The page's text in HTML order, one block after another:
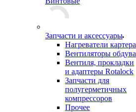
Запчасти и аксессуары
Нагреватели картера
Вентиляторы обдува
Вентиля, прокладки
и адаптеры Rotalock
Запчасти для
полугерметичных
компрессоров
Прочее